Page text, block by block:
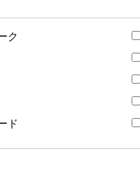
ク
ド